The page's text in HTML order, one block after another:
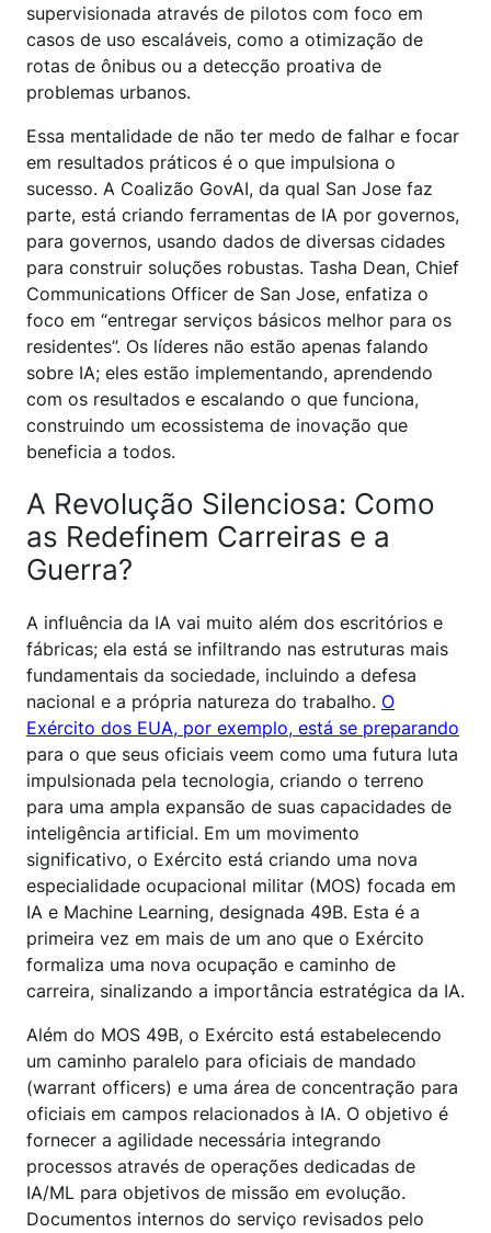
supervisionada através de pilotos com foco em
casos de uso escaláveis, como a otimização de
rotas de ônibus ou a detecção proativa de
problemas urbanos.
Essa mentalidade de não ter medo de falhar e focar
em resultados práticos é o que impulsiona o
sucesso. A Coalizão GovAI, da qual San Jose faz
parte, está criando ferramentas de IA por governos,
para governos, usando dados de diversas cidades
para construir soluções robustas. Tasha Dean, Chief
Communications Officer de San Jose, enfatiza o
foco em “entregar serviços básicos melhor para os
residentes”. Os líderes não estão apenas falando
sobre IA; eles estão implementando, aprendendo
com os resultados e escalando o que funciona,
construindo um ecossistema de inovação que
beneficia a todos.
A Revolução Silenciosa: Como
as Redefinem Carreiras e a
Guerra?
A influência da IA vai muito além dos escritórios e
fábricas; ela está se infiltrando nas estruturas mais
fundamentais da sociedade, incluindo a defesa
nacional e a própria natureza do trabalho. O
Exército dos EUA, por exemplo, está se preparando
para o que seus oficiais veem como uma futura luta
impulsionada pela tecnologia, criando o terreno
para uma ampla expansão de suas capacidades de
inteligência artificial. Em um movimento
significativo, o Exército está criando uma nova
especialidade ocupacional militar (MOS) focada em
IA e Machine Learning, designada 49B. Esta é a
primeira vez em mais de um ano que o Exército
formaliza uma nova ocupação e caminho de
carreira, sinalizando a importância estratégica da IA.
Além do MOS 49B, o Exército está estabelecendo
um caminho paralelo para oficiais de mandado
(warrant officers) e uma área de concentração para
oficiais em campos relacionados à IA. O objetivo é
fornecer a agilidade necessária integrando
processos através de operações dedicadas de
IA/ML para objetivos de missão em evolução.
Documentos internos do serviço revisados pelo